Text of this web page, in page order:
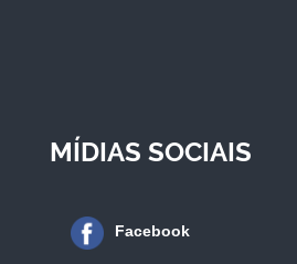
MÍDIAS SOCIAIS
Facebook